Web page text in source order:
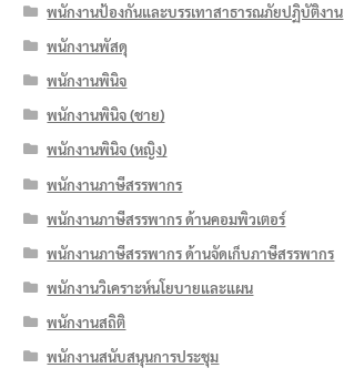
พนักงานป้องกันและบรรเทาสาธารณภัยปฏิบัติงาน
พนักงานพัสดุ
พนักงานพินิจ
พนักงานพินิจ (ชาย)
พนักงานพินิจ (หญิง)
พนักงานภาษีสรรพากร
พนักงานภาษีสรรพากร ด้านคอมพิวเตอร์
พนักงานภาษีสรรพากร ด้านจัดเก็บภาษีสรรพากร
พนักงานวิเคราะห์นโยบายและแผน
พนักงานสถิติ
พนักงานสนับสนุนการประชุม